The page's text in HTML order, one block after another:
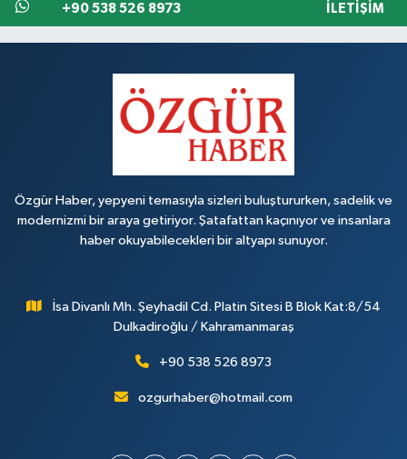
+90 538 526 8973 İLETIŞIM
Özgür Haber, yepyeni temasıyla sizleri buluştururken, sadelik ve
modernizmi bir araya getiriyor. Şatafattan kaçınıyor ve insanlara
haber okuyabilecekleri bir altyapı sunuyor.
İsa Divanlı Mh. Şeyhadil Cd. Platin Sitesi B Blok Kat:8/54
Dulkadiroğlu / Kahramanmaraş
+90 538 526 8973
ozgurhaber@hotmail.com